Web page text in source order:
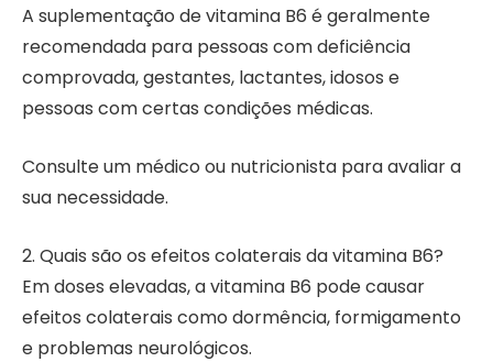
A suplementação de vitamina B6 é geralmente
recomendada para pessoas com deficiência
comprovada, gestantes, lactantes, idosos e
pessoas com certas condições médicas.
Consulte um médico ou nutricionista para avaliar a
sua necessidade.
2. Quais são os efeitos colaterais da vitamina B6?
Em doses elevadas, a vitamina B6 pode causar
efeitos colaterais como dormência, formigamento
e problemas neurológicos.